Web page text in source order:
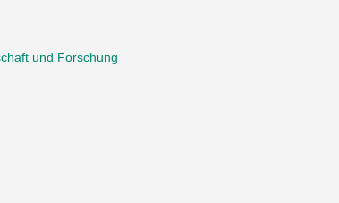
und Forschung